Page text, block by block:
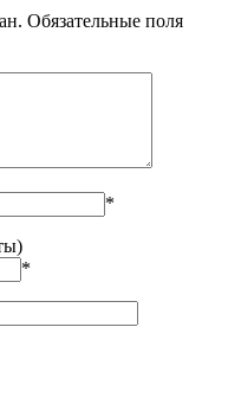
Обязательные поля
*
*